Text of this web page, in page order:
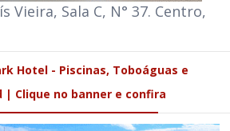
Vieira, Sala C, N° 37. Centro,
Hotel - Piscinas, Toboáguas e
| Clique no banner e confira